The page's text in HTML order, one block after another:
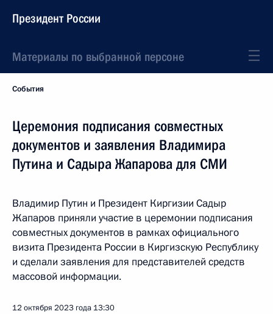
Президент России
Материалы по выбранной персоне
События
Церемония подписания совместных
документов и заявления Владимира
Путина и Садыра Жапарова для СМИ
Владимир Путин и Президент Киргизии Садыр
Жапаров приняли участие в церемонии подписания
совместных документов в рамках официального
визита Президента России в Киргизскую Республику
и сделали заявления для представителей средств
массовой информации.
12 октября 2023 года 13:30